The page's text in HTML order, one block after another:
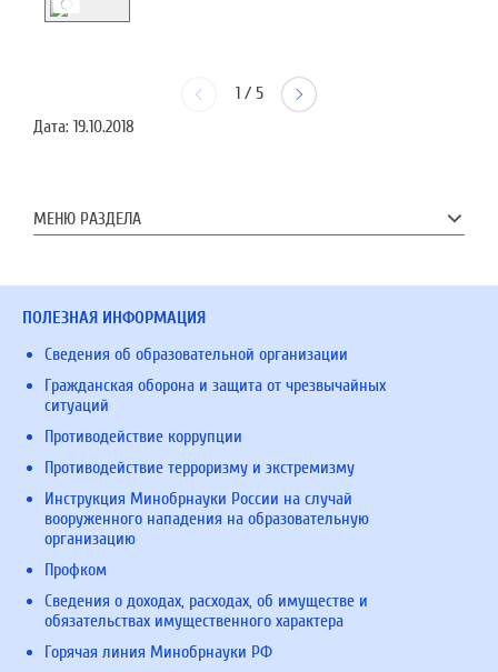
1/ 5
Дата: 19.10.2018
МЕНЮ РАЗДЕЛА
ПОЛЕЗНАЯ ИНФОРМАЦИЯ
Сведения об образовательной организации
Гражданская оборона и защита от чрезвычайных
ситуаций
Противодействие коррупции
Противодействие терроризму и экстремизму
Инструкция Минобрнауки России на случай
вооруженного нападения на образовательную
организацию
Профком
Сведения о доходах, расходах, об имуществе и
обязательствах имущественного характера
Горячая линия Минобрнауки РФ